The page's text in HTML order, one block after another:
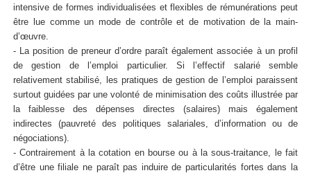
intensive de formes individualisées et flexibles de rémunérations peut
être lue comme un mode de contrôle et de motivation de la main-
d’œuvre.
- La position de preneur d’ordre paraît également associée à un profil
de gestion de l’emploi particulier. Si l’effectif salarié semble
relativement stabilisé, les pratiques de gestion de l’emploi paraissent
surtout guidées par une volonté de minimisation des coûts illustrée par
la faiblesse des dépenses directes (salaires) mais également
indirectes (pauvreté des politiques salariales, d’information ou de
négociations).
- Contrairement à la cotation en bourse ou à la sous-traitance, le fait
d’être une filiale ne paraît pas induire de particularités fortes dans la